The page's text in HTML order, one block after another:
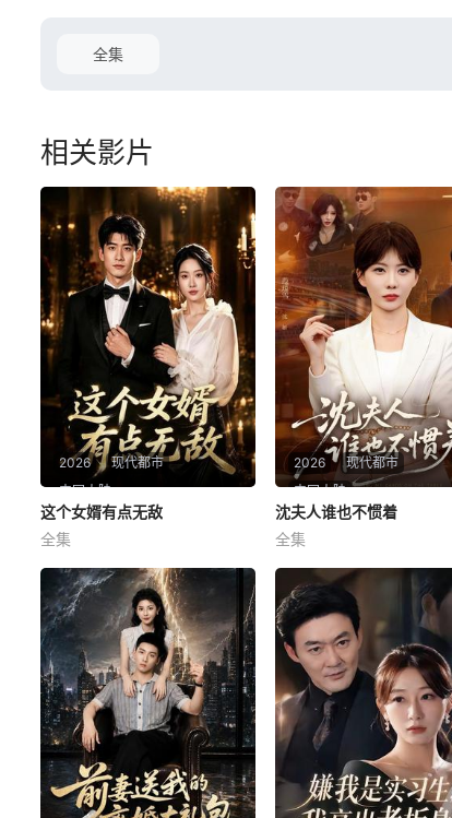
全集
相关影片
2026
现代都市
中国大陆
这个女婿有点无敌
这个女婿有点无敌＆刚退婚就
被国民女神表白了
这个女婿有点无敌
全集
2026
现代都市
中国大陆
沈夫人谁也不惯着
沈夫人谁也不惯着
沈夫人谁也不惯着
全集